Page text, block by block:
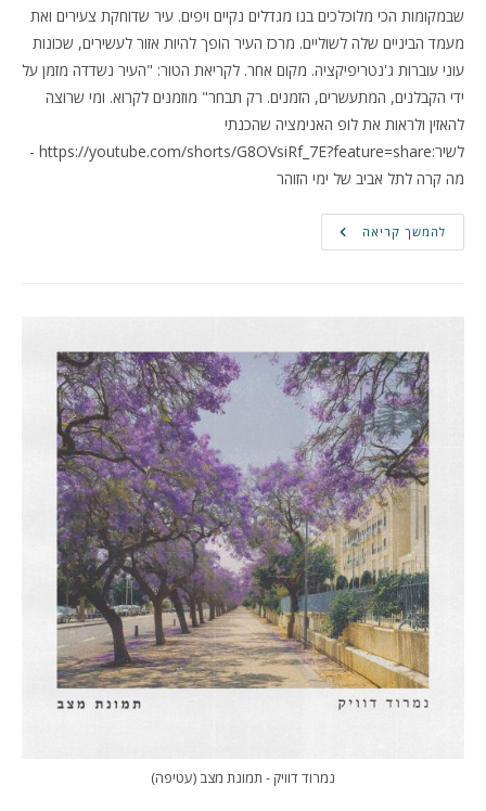
שבמקומות הכי מלוכלכים בנו מגדלים נקיים ויפים. עיר שדוחקת צעירים ואת
מעמד הביניים שלה לשוליים. מרכז העיר הופך להיות אזור לעשירים, שכונות
עוני עוברות ג'נטריפיקציה. מקום אחר. לקריאת הטור: "העיר נשדדה מזמן על
ידי הקבלנים, המתעשרים, הזמנים. רק תבחר" מוזמנים לקרוא. ומי שרוצה
להאזין ולראות את לופ האנימציה שהכנתי
לשיר:https://youtube.com/shorts/G8OVsiRf_7E?feature=share -
מה קרה לתל אביב של ימי הזוהר
להמשך קריאה טור
חדש
נמרוד דוויק - תמונת מצב (עטיפה)